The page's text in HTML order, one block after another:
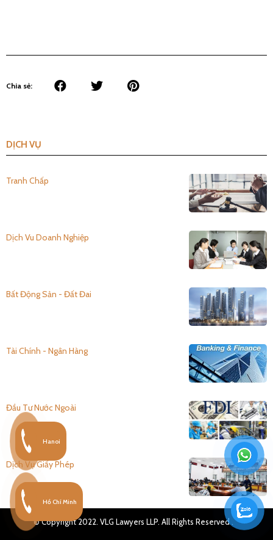
Chia sẻ:
DỊCH VỤ
Tranh Chấp
Dịch Vu Doanh Nghiệp
Bất Động Sản - Đất Đai
Tài Chính - Ngân Hàng
Đầu Tư Nước Ngoài
Dịch Vụ Giấy Phép
© Copyright 2022. VLG Lawyers LLP. All Rights Reserved .
Hanoi
Hồ Chí Minh